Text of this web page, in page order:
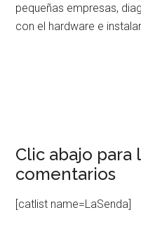
pequeñas empresas,
con el hardware e
Clic abajo para
comentarios
[catlist name=LaSenda]